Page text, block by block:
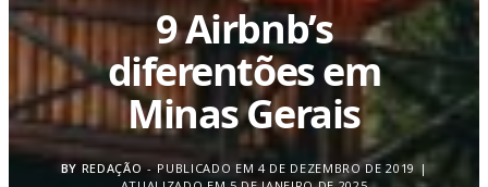
9 Airbnb’s
diferentões em
Minas Gerais
BY REDAÇÃO
PUBLICADO EM 4 DE DEZEMBRO DE 2019 |